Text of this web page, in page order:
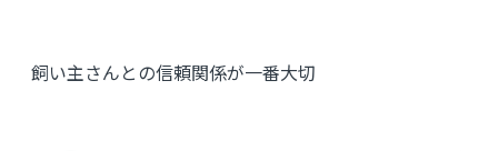
飼い主さんとの信頼関係が一番大切